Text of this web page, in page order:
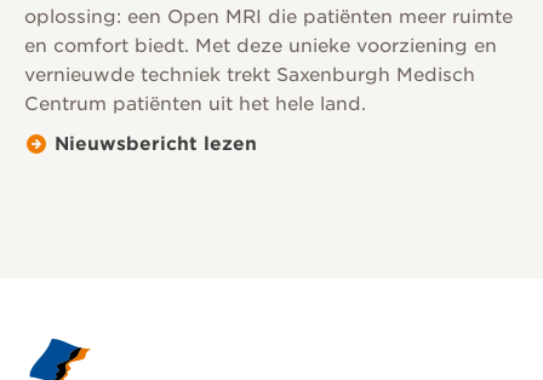
oplossing: een Open MRI die patiënten meer ruimte
en comfort biedt. Met deze unieke voorziening en
vernieuwde techniek trekt Saxenburgh Medisch
Centrum patiënten uit het hele land.
Nieuwsbericht lezen